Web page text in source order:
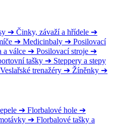
➔ Činky, závaží a hřídele ➔
➔ Medicinbaly ➔ Posilovací
a válce ➔ Posilovací stroje ➔
tašky ➔ Steppery a stepy
Veslařské trenažéry ➔ Žíněnky ➔
➔ Florbalové hole ➔
➔ Florbalové tašky a